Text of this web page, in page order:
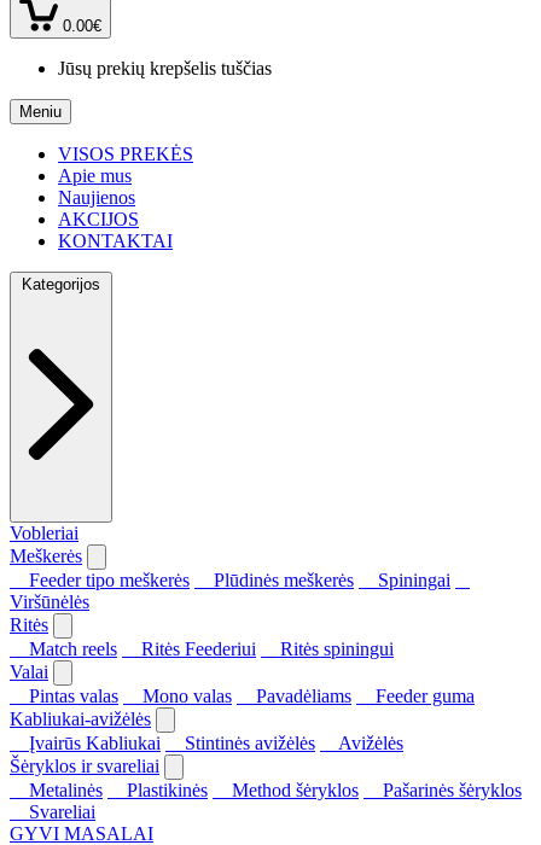
0.00€
Jūsų prekių krepšelis tuščias
Meniu
VISOS PREKĖS
Apie mus
Naujienos
AKCIJOS
KONTAKTAI
Kategorijos
Vobleriai
Meškerės
Feeder tipo meškerės
Plūdinės meškerės
Spiningai
Viršūnėlės
Ritės
Match reels
Ritės Feederiui
Ritės spiningui
Valai
Pintas valas
Mono valas Pavadėliams
Feeder guma
Kabliukai-avižėlės
Įvairūs Kabliukai
Stintinės avižėlės
Avižėlės
Šėryklos ir svareliai
Metalinės
Plastikinės Method šėryklos
Pašarinės šėryklos
Svareliai
GYVI MASALAI